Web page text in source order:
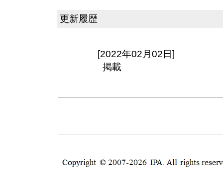
更新履歴
[2022年02月02日]
掲載